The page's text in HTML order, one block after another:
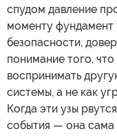
спудом давление
моменту фундамент
безопасности,
понимание того,
воспринимать
системы, а не как
Когда эти узы
события — она сама